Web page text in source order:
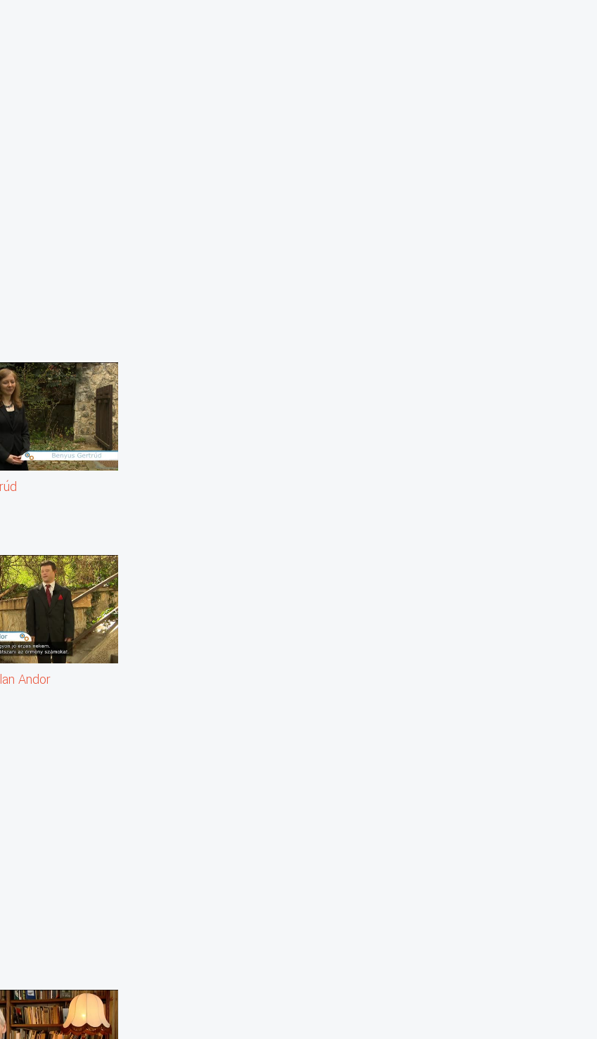
helyreállítása és egyúttal példamutatás a fiatal generáció számára, hogy ők is tehetnek a bolygónk
magazinműsora.
így a bolgárok, görögök, lengyelek, örmények, ruszinok és ukránok mindennapjaiba nyújt betekintést, mutatja be
az adott nemzetiséget érdekelheti, hanem a magyar és egyéb nemzetiséghez tartozókat is. A kulturális
újonnan megjelent könyveket, kiállításokat, koncerteket, egyéb eseményeket stb., ami szintén szélesebb
Andor